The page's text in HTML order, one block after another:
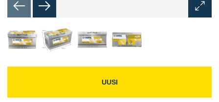
Avaa
UUSI